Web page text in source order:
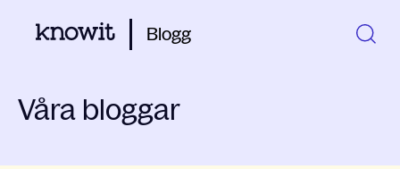
Blogg
Våra bloggar